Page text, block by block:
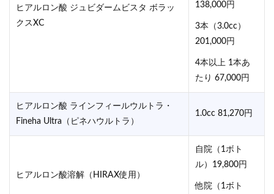
ヒアルロン酸 ジュビダームビスタ ボラッ
クスXC
138,000円
3本（3.0cc）
201,000円
4本以上 1本あ
たり 67,000円
ヒアルロン酸 ラインフィールウルトラ・
Fineha Ultra（ピネハウルトラ）
1.0cc 81,270円
ヒアルロン酸溶解（HIRAX使用）
自院（1ボト
ル）19,800円
他院（1ボト